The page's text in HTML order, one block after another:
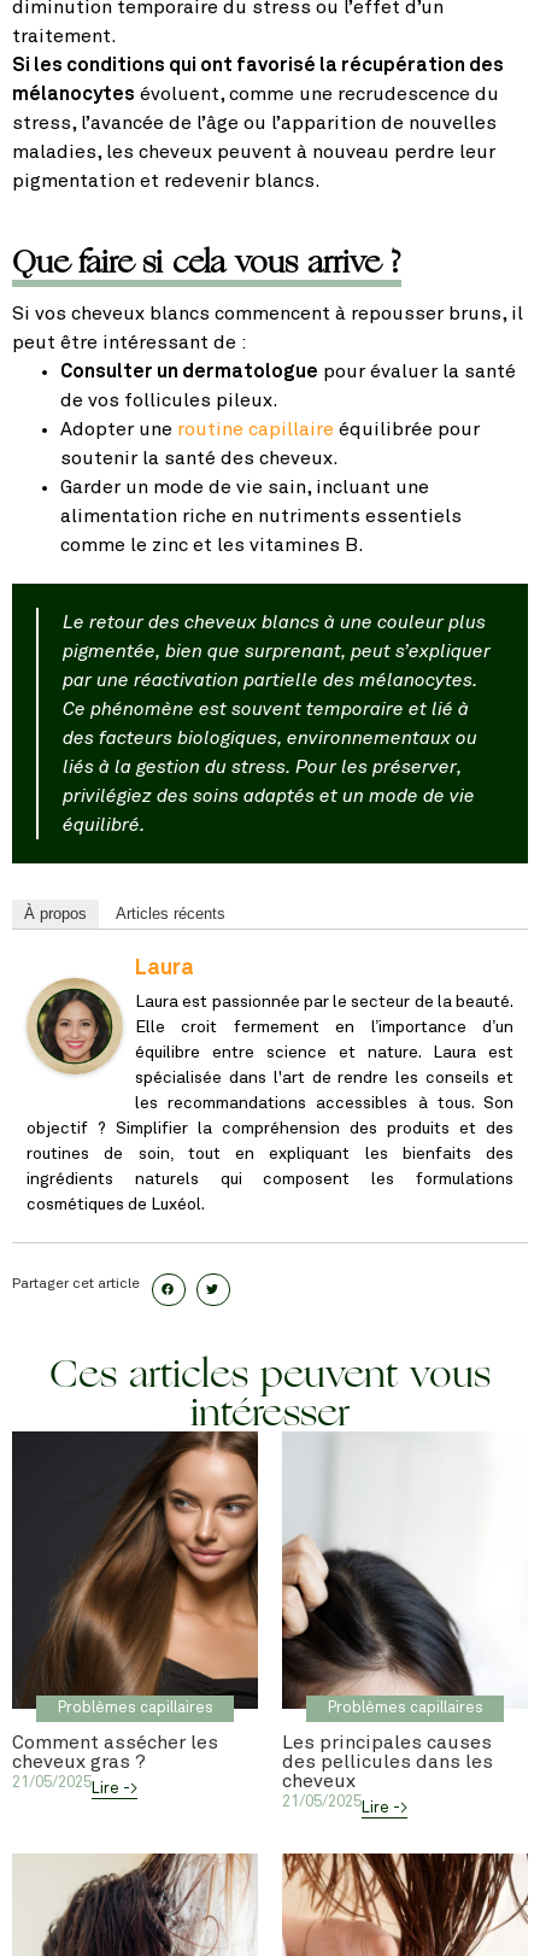
diminution temporaire du stress ou l’effet d’un
traitement.
Si les conditions qui ont favorisé la récupération des
mélanocytes évoluent, comme une recrudescence du
stress, l’avancée de l’âge ou l’apparition de nouvelles
maladies, les cheveux peuvent à nouveau perdre leur
pigmentation et redevenir blancs.
Que faire si cela vous arrive ?
Si vos cheveux blancs commencent à repousser bruns, il
peut être intéressant de :
Consulter un dermatologue pour évaluer la santé
de vos follicules pileux.
Adopter une routine capillaire équilibrée pour
soutenir la santé des cheveux.
Garder un mode de vie sain, incluant une
alimentation riche en nutriments essentiels
comme le zinc et les vitamines B.
Le retour des cheveux blancs à une couleur plus
pigmentée, bien que surprenant, peut s’expliquer
par une réactivation partielle des mélanocytes.
Ce phénomène est souvent temporaire et lié à
des facteurs biologiques, environnementaux ou
liés à la gestion du stress. Pour les préserver,
privilégiez des soins adaptés et un mode de vie
équilibré.
À propos Articles récents
Laura
Laura est passionnée par le secteur de la beauté.
Elle croit fermement en l’importance d’un
équilibre entre science et nature. Laura est
spécialisée dans l'art de rendre les conseils et
les recommandations accessibles à tous. Son
objectif ? Simplifier la compréhension des produits et des
routines de soin, tout en expliquant les bienfaits des
ingrédients naturels qui composent les formulations
cosmétiques de Luxéol.
Partager cet article
Ces articles peuvent vous
intéresser
Problèmes capillaires
Comment assécher les
cheveux gras ?
21/05/2025Lire ->
Problèmes capillaires
Les principales causes
des pellicules dans les
cheveux
21/05/2025Lire ->